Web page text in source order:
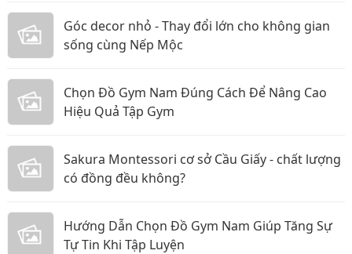
Góc decor nhỏ - Thay đổi lớn cho không gian
sống cùng Nếp Mộc
Chọn Đồ Gym Nam Đúng Cách Để Nâng Cao
Hiệu Quả Tập Gym
Sakura Montessori cơ sở Cầu Giấy - chất lượng
có đồng đều không?
Hướng Dẫn Chọn Đồ Gym Nam Giúp Tăng Sự
Tự Tin Khi Tập Luyện